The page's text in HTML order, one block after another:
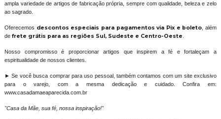
ampla variedade de artigos de fabricação própria, sempre com qualidade, beleza e zelo
ao sagrado.
Oferecemos descontos especiais para pagamentos via Pix e boleto , além
de frete grátis para as regiões Sul, Sudeste e Centro-Oeste
Nosso compromisso é proporcionar artigos que inspirem a fé e fortaleçam a
espiritualidade de nossos clientes.
► Se você busca comprar para uso pessoal, também contamos com um site exclusivo
para o varejo, com a mesma dedicação e cuidado. Confira em:
www.casadamaeaparecida.com.br
"Casa da Mãe, sua fé, nossa inspiração!"